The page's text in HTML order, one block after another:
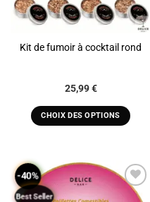
Kit de fumoir à cocktail rond
25,99€Plage
prix :
25,99 €
à
CHOIX DES OPTIONS
a
plusieurs
variations.
-40%
Best Seller